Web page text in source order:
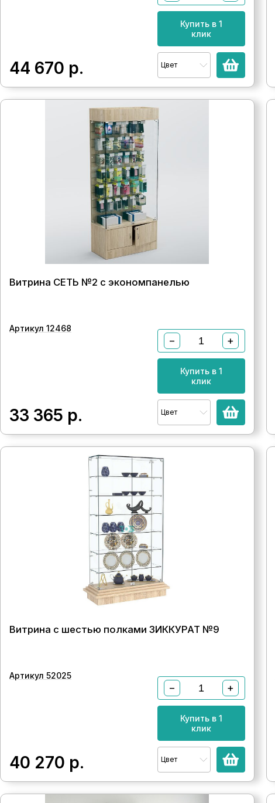
44 670 р.
Купить в 1
клик
Цвет
Витрина СЕТЬ №2 с экономпанелью
Артикул 12468
33 365 р.
− +
Купить в 1
клик
Цвет
Витрина с шестью полками ЗИККУРАТ №9
Артикул 52025
40 270 р.
− +
Купить в 1
клик
Цвет